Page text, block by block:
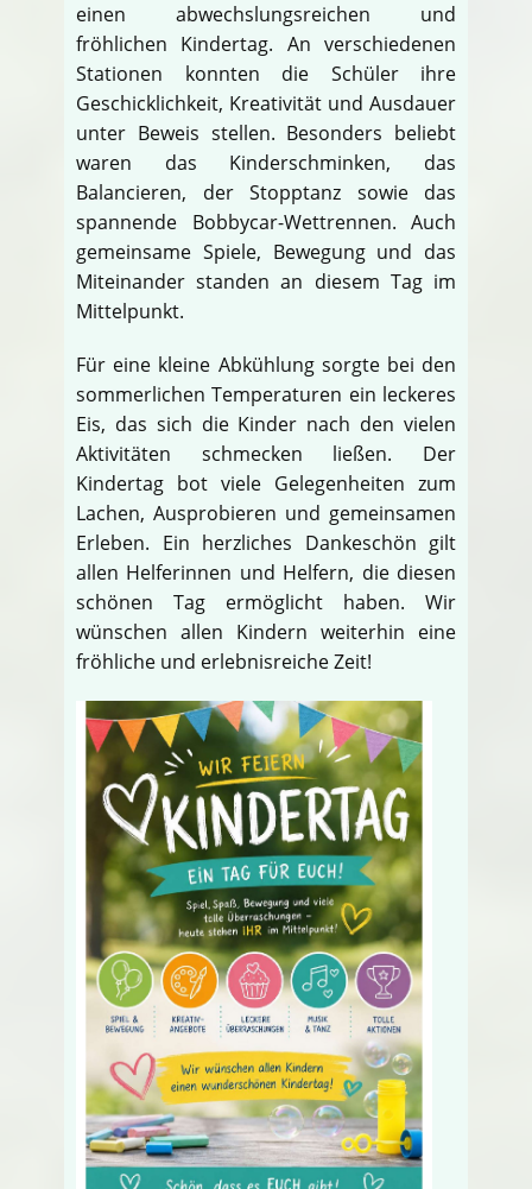
einen abwechslungsreichen und
fröhlichen Kindertag. An verschiedenen
Stationen konnten die Schüler ihre
Geschicklichkeit, Kreativität und Ausdauer
unter Beweis stellen. Besonders beliebt
waren das Kinderschminken, das
Balancieren, der Stopptanz sowie das
spannende Bobbycar-Wettrennen. Auch
gemeinsame Spiele, Bewegung und das
Miteinander standen an diesem Tag im
Mittelpunkt.
Für eine kleine Abkühlung sorgte bei den
sommerlichen Temperaturen ein leckeres
Eis, das sich die Kinder nach den vielen
Aktivitäten schmecken ließen. Der
Kindertag bot viele Gelegenheiten zum
Lachen, Ausprobieren und gemeinsamen
Erleben. Ein herzliches Dankeschön gilt
allen Helferinnen und Helfern, die diesen
schönen Tag ermöglicht haben. Wir
wünschen allen Kindern weiterhin eine
fröhliche und erlebnisreiche Zeit!